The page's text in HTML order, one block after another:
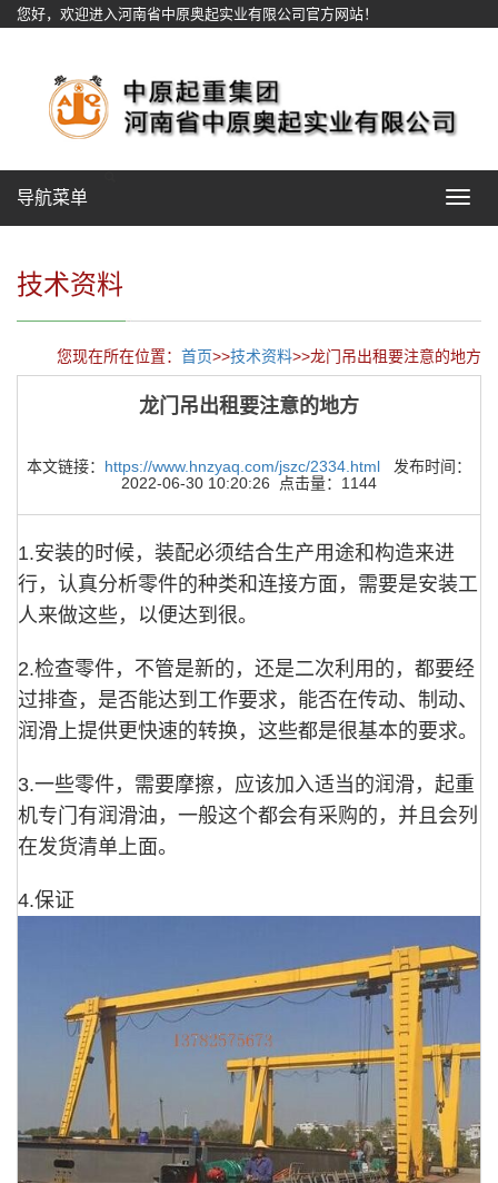
您好，欢迎进入河南省中原奥起实业有限公司官方网站！
Toggle
导航菜单
技术资料
您现在所在位置： 首页>>技术资料>>龙门吊出租要注意的地方
龙门吊出租要注意的地方
本文链接： https://www.hnzyaq.com/jszc/2334.html 发布时间：
2022-06-30 10:20:26 点击量：1144
1.安装的时候，装配必须结合生产用途和构造来进
行，认真分析零件的种类和连接方面，需要是安装工
人来做这些，以便达到很。
2.检查零件，不管是新的，还是二次利用的，都要经
过排查，是否能达到工作要求，能否在传动、制动、
润滑上提供更快速的转换，这些都是很基本的要求。
3.一些零件，需要摩擦，应该加入适当的润滑，起重
机专门有润滑油，一般这个都会有采购的，并且会列
在发货清单上面。
4.保证